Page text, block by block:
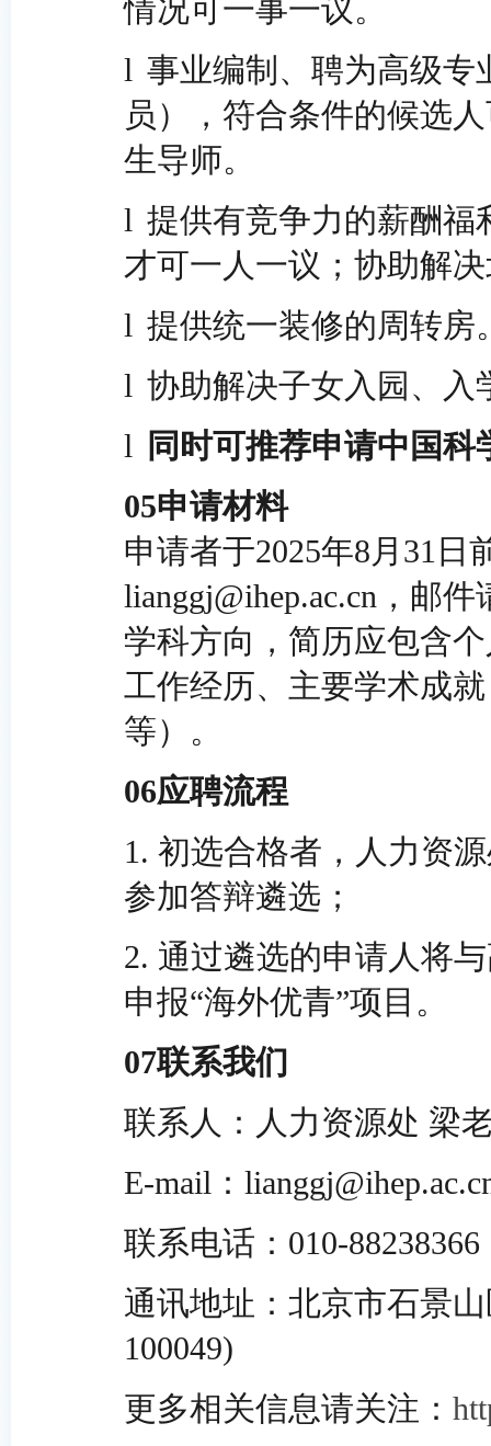
情况可一事一议。
l 事业编制、聘为高级专
员），符合条件的候选
生导师。
l 提供有竞争力的薪酬福
才可一人一议；协助解
l 提供统一装修的周转房
l 协助解决子女入园、入
l 同时可推荐申请中国
05申请材料
申请者于2025年8月31日
lianggj@ihep.ac.cn，邮
学科方向，简历应包含
工作经历、主要学术成
等）。
06应聘流程
1. 初选合格者，人力资
参加答辩遴选；
2. 通过遴选的申请人将
申报“海外优青”项目。
07联系我们
联系人：人力资源处 梁
E-mail：
联系电话：010-
通讯地址：北京市石景
100049)
更多相关信息请关注：